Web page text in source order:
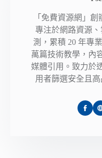
「免費資源網」
專注於網路資源
測，累積 20 年專
萬篇技術教學，內
媒體引用。致力於
用者篩選安全且